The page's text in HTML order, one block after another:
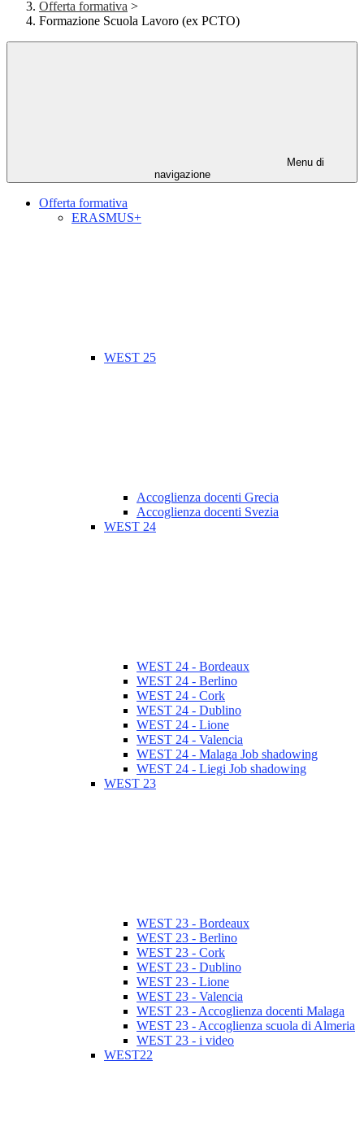
Offerta formativa >
Formazione Scuola Lavoro (ex PCTO)
Menu di
navigazione
Offerta formativa
ERASMUS+
WEST 25
Accoglienza docenti Grecia
Accoglienza docenti Svezia
WEST 24
WEST 24 - Bordeaux
WEST 24 - Berlino
WEST 24 - Cork
WEST 24 - Dublino
WEST 24 - Lione
WEST 24 - Valencia
WEST 24 - Malaga Job shadowing
WEST 24 - Liegi Job shadowing
WEST 23
WEST 23 - Bordeaux
WEST 23 - Berlino
WEST 23 - Cork
WEST 23 - Dublino
WEST 23 - Lione
WEST 23 - Valencia
WEST 23 - Accoglienza docenti Malaga
WEST 23 - Accoglienza scuola di Almeria
WEST 23 - i video
WEST22